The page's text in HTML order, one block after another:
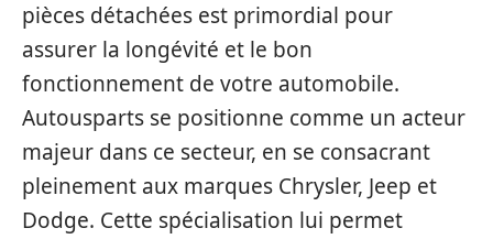
pièces détachées est primordial pour
assurer la longévité et le bon
fonctionnement de votre automobile.
Autousparts se positionne comme un acteur
majeur dans ce secteur, en se consacrant
pleinement aux marques Chrysler, Jeep et
Dodge. Cette spécialisation lui permet